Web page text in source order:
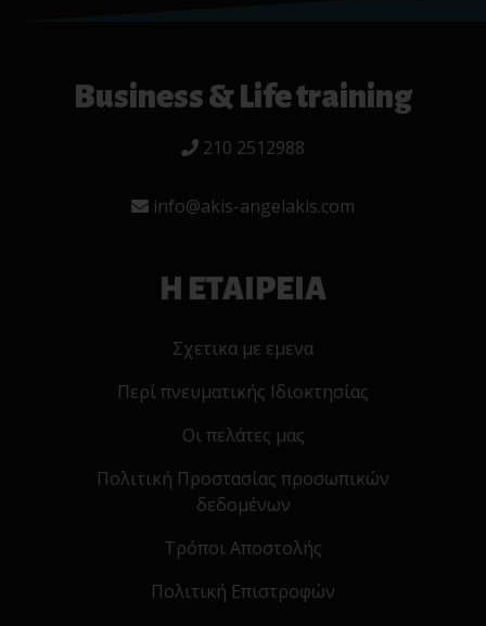
Business & Life training
210 2512988
info@akis-angelakis.com
Η ΕΤΑΙΡΕΙΑ
Σχετικα με εμενα
Περί πνευματικής Ιδιοκτησίας
Οι πελάτες μας
Πολιτική Προστασίας προσωπικών
δεδομένων
Τρόποι Αποστολής
Πολιτική Επιστροφών